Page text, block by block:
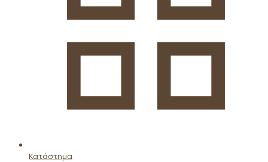
Κατάστημα